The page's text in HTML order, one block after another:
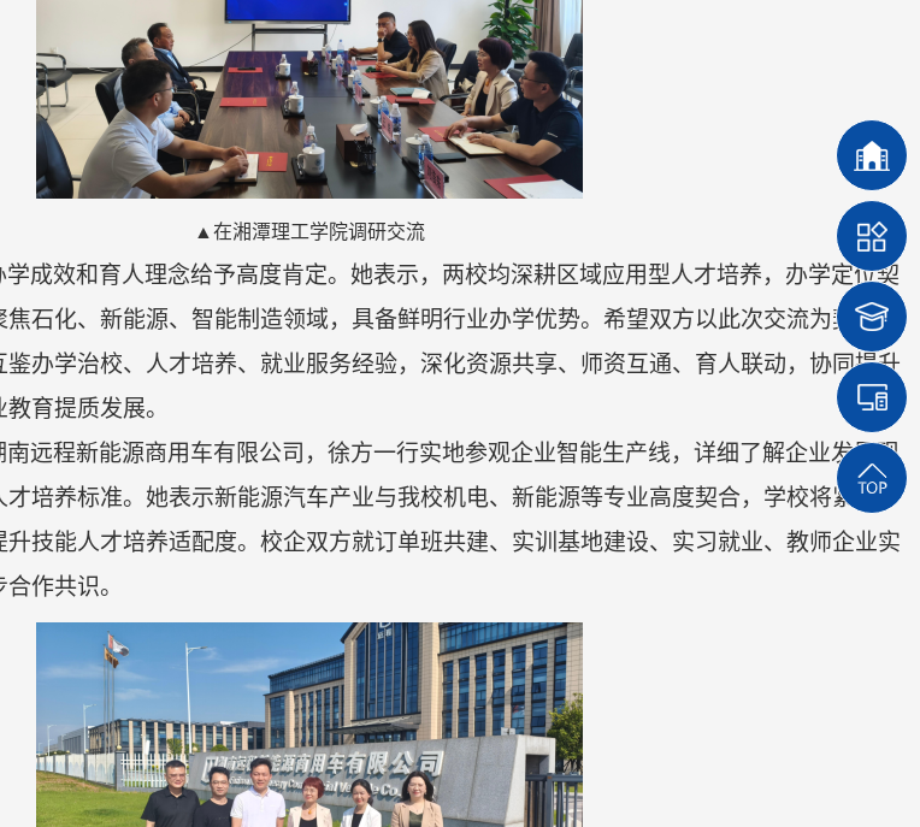
▲在湘潭理工学院调研交流
成效和育人理念给予高度肯定。她表示，两校均深耕区域应用型人才培养，办学定位契
石化、新能源、智能制造领域，具备鲜明行业办学优势。希望双方以此次交流为契机，
办学治校、人才培养、就业服务经验，深化资源共享、师资互通、育人联动，协同提升
育提质发展。
远程新能源商用车有限公司， 徐方一行实地参观企业智能生产线，详细了解企业发展现
培养标准。 她表示新能源汽车产业与我校机电、新能源等专业高度契合，学校将紧扣产
技能人才培养适配度。 校企双方就订单班共建、实训基地建设、 实习就业、教师企业实
作共识。